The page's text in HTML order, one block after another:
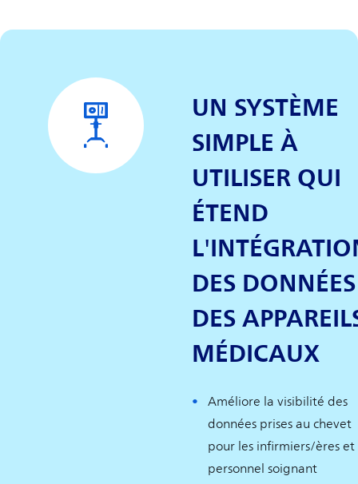
UN SYSTÈME
SIMPLE À
UTILISER QUI
ÉTEND
DES DONNÉES
DES
MÉDICAUX
Améliore la visibilité des
données prises au chevet
pour les infirmiers/ères
personnel soignant